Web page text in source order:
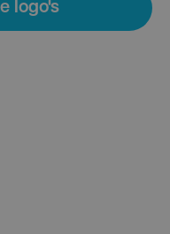
logo's